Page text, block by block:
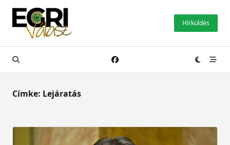
Skip
content
Hírküldés
Címke: Lejáratás